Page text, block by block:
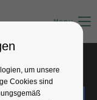
Menu
e.V.
um unsere
Cookies sind